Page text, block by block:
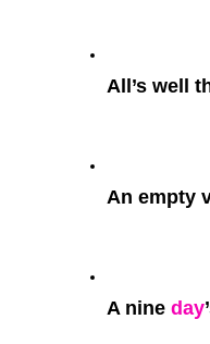
All’s well
An empty
A nine day